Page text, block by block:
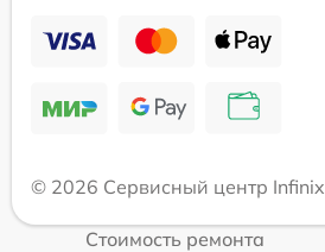
© 2026 Сервисный центр Infinix
Стоимость ремонта